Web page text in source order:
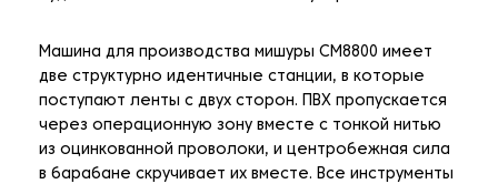
Машина для производства мишуры CM8800 имеет
две структурно идентичные станции, в которые
поступают ленты с двух сторон. ПВХ пропускается
через операционную зону вместе с тонкой нитью
из оцинкованной проволоки, и центробежная сила
в барабане скручивает их вместе. Все инструменты